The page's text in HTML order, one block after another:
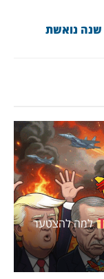
שנה נואשת
למה להצטער